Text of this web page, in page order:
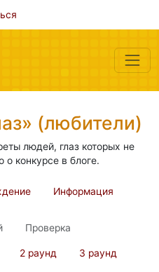
(любители)
людей, глаз которых не
о конкурсе в блоге.
Информация
Проверка
2 раунд 3 раунд